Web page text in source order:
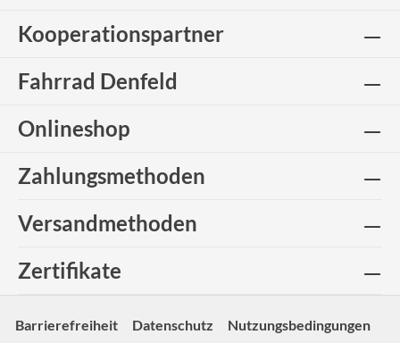
Kooperationspartner
Fahrrad Denfeld
Onlineshop
Zahlungsmethoden
Versandmethoden
Zertifikate
Barrierefreiheit Datenschutz Nutzungsbedingungen